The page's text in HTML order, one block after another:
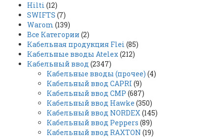
Hilti (12)
SWIFTS (7)
Warom (139)
Все Категории (2)
Кабельная продукция Flei (85)
Кабельные вводы Atelex(212)
Кабельный ввод (2347)
Кабельные вводы (прочее) (4)
Кабельный ввод CAPRI (9)
Кабельный ввод CMP (687)
Кабельный ввод Hawke (350)
Кабельный ввод NORDEX(145)
Кабельный ввод Peppers (89)
Кабельный ввод RAXTON (19)